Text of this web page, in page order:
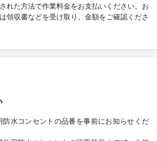
れた方法で作業料金をお支払いください。お
領収書などを受け取り、金額をご確認くださ
防水コンセントの品番を事前にお知らせくだ